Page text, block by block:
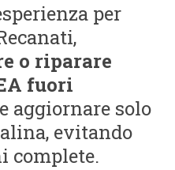
per
o riparare
fuori
aggiornare solo
evitando
complete.